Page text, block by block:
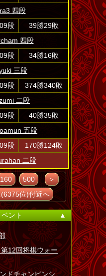
四段
段
39勝29敗
四段
段
34勝16敗
三段
段
374勝340敗
二段
段
40勝35敗
五段
段
170勝124敗
二段
160 500
＞
位)付近へ
ント ▲
12回将棋ウォー
ドチャンピンシ